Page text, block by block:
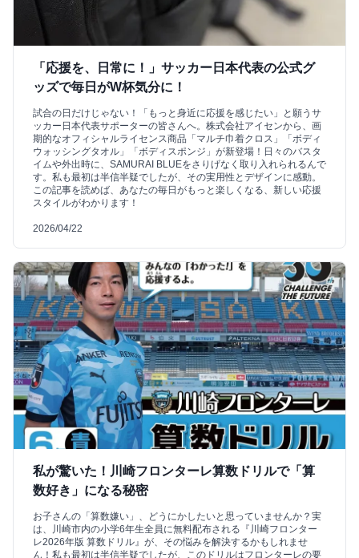
「応援を、日常に！」サッカー日本代表の公式グ
ッズで毎日がW杯気分に！
試合の日だけじゃない！「もっと身近に応援を感じたい」と願うサ
ッカー日本代表サポーターの皆さんへ。株式会社アイセンから、画
期的なオフィシャルライセンス商品「マルチ巾着クロス」「ボディ
ウォッシングタオル」「ボディスポンジ」が新登場！日々のバスタ
イムや外出時に、SAMURAI BLUEをさりげなく取り入れられるんで
す。私も最初は半信半疑でしたが、その実用性とデザインに感動。
この記事を読めば、あなたの毎日がもっと楽しくなる、新しい応援
スタイルがわかります！
2026/04/22
私が驚いた！川崎フロンターレ算数ドリルで「算
数好き」になる秘密
お子さんの「算数嫌い」、どうにかしたいと思っていませんか？実
は、川崎市内の小学6年生全員に無料配布される『川崎フロンター
レ2026年版 算数ドリル』が、その悩みを解決するかもしれませ
ん！私も最初は半信半疑でしたが、このドリルはフロンターレの要